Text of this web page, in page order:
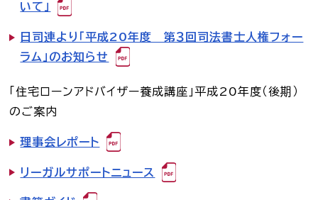
いて」
日司連より「平成20年度 第３回司法書士人権フォー
ラム」のお知らせ
「住宅ローンアドバイザー養成講座」平成20年度（後期）
のご案内
理事会レポート
リーガルサポートニュース